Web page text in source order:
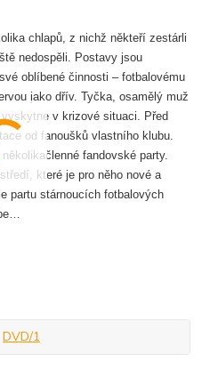
chlapů, z nichž někteří zestárli
nedospěli. Postavy jsou
oblíbené činnosti – fotbalovému
jako dřív. Tyčka, osamělý muž
v krizové situaci. Před
od fanoušků vlastního klubu.
fandovské party.
které je pro něho nové a
partu stárnoucích fotbalových
DVD/1